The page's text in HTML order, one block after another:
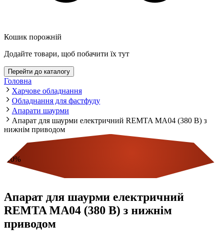
Кошик порожній
Додайте товари, щоб побачити їх тут
Перейти до каталогу
Головна
Харчове обладнання
Обладнання для фастфуду
Апарати шаурми
Апарат для шаурми електричний REMTA MA04 (380 В) з
нижнім приводом
10%
Апарат для шаурми електричний
REMTA MA04 (380 В) з нижнім
приводом